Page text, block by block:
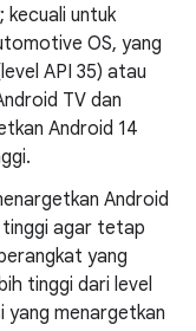
kecuali untuk
OS, yang
API 35) atau
TV dan
Android 14
Android
tinggi agar tetap
yang
tinggi dari level
yang menargetkan